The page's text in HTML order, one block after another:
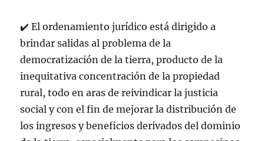
✔️ El ordenamiento jurídico está dirigido a
brindar salidas al problema de la
democratización de la tierra, producto de la
inequitativa concentración de la propiedad
rural, todo en aras de reivindicar la justicia
social y con el fin de mejorar la distribución de
los ingresos y beneficios derivados del dominio